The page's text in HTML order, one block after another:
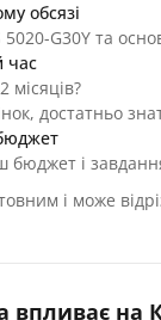
обсязі
G30Y та
час
місяців?
достатньо
бюджет і
і може
на